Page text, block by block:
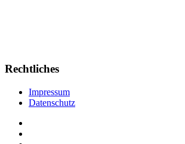
Rechtliches
Impressum
Datenschutz